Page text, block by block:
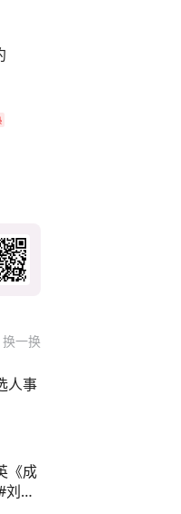
换一换
人事
《成
若